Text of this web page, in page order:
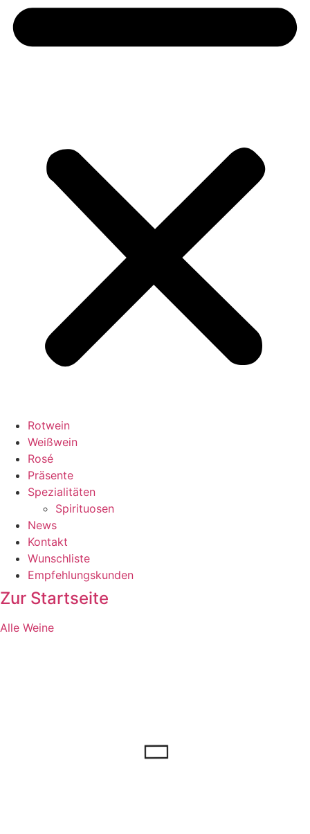
Rotwein
Weißwein
Rosé
Präsente
Spezialitäten
Spirituosen
News
Kontakt
Wunschliste
Empfehlungskunden
Zur Startseite
Alle Weine